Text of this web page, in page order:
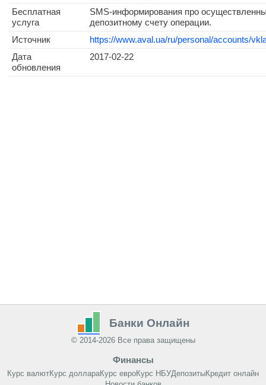
Бесплатная
услуга
SMS-информирования про
депозитному счету операции.
Источник
https://www.aval.ua/ru/personal/accounts/
Дата
обновления
2017-02-22
Банки Онлайн
© 2014-2026 Все права защищены
Финансы
Курс валютКурс доллараКурс евроКурс НБУДепозитыКредит онлайн